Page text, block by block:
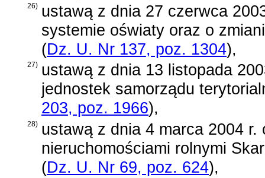
26) ustawą z dnia 27 czerwca
systemie oświaty oraz o
(Dz. U. Nr 137, poz. 1304),
27) ustawą z dnia 13 listopada
jednostek samorządu
203, poz. 1966),
28) ustawą z dnia 4 marca 2004
nieruchomościami rolnymi
(Dz. U. Nr 69, poz. 624),